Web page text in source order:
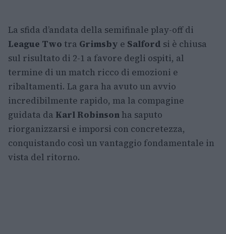
La sfida d’andata della semifinale play-off di
League Two tra Grimsby e Salford si è chiusa
sul risultato di 2-1 a favore degli ospiti, al
termine di un match ricco di emozioni e
ribaltamenti. La gara ha avuto un avvio
incredibilmente rapido, ma la compagine
guidata da Karl Robinson ha saputo
riorganizzarsi e imporsi con concretezza,
conquistando così un vantaggio fondamentale in
vista del ritorno.